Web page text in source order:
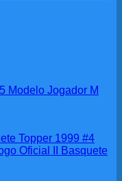
Modelo Jogador M